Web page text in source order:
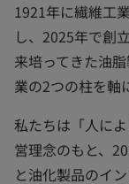
1921年に繊維工
し、2025年で創
来培ってきた油
業の2つの柱を軸
私たちは「人に
営理念のもと、
と油化製品のイ